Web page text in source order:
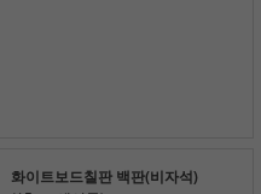
화이트보드칠판 백판(비자석)